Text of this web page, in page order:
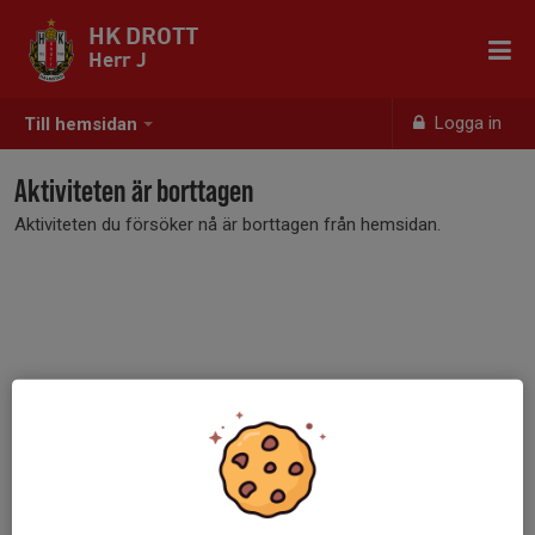
Till hemsidan Logga in
HK DROTT
Herr J
Aktiviteten är borttagen
Aktiviteten du försöker nå är borttagen från hemsidan.